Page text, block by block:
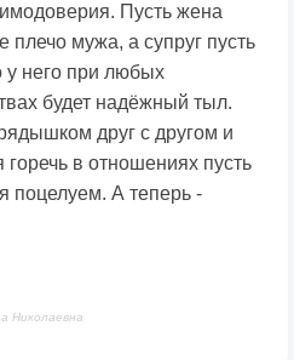
Пусть жена
плечо мужа, а супруг пусть
у него при любых
будет надёжный тыл.
друг с другом и
в отношениях пусть
поцелуем. А теперь -
Николаевна